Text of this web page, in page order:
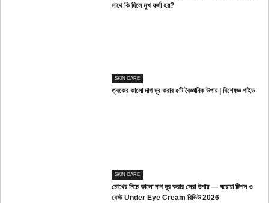
সাথে কি দিলে মুখ ফর্সা হয়?
SKIN CARE
ত্বকের কালো দাগ দূর করার ৫টি বৈজ্ঞানিক উপায় | বিশেষজ্ঞ গাইড
SKIN CARE
চোখের নিচে কালো দাগ দূর করার সেরা উপায় — ঘরোয়া টিপস ও
বেস্ট Under Eye Cream রিভিউ 2026